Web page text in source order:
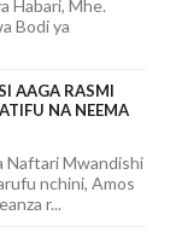
Habari, Mhe.
Bodi ya
AAGA RASMI
NA NEEMA
Naftari Mwandishi
nchini, Amos
r...